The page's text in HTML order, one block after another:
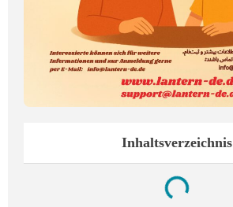
Inhaltsverzeichnis